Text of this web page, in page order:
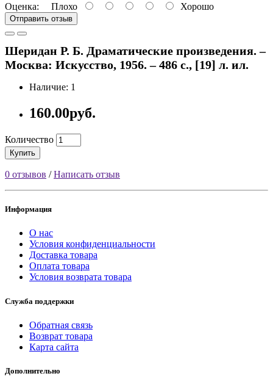
Оценка: Плохо Хорошо
Отправить отзыв
Шеридан Р. Б. Драматические произведения. –
Москва: Искусство, 1956. – 486 с., [19] л. ил.
Наличие: 1
160.00руб.
Количество
Купить
0 отзывов /Написать отзыв
Информация
О нас
Условия конфиденциальности
Доставка товара
Оплата товара
Условия возврата товара
Служба поддержки
Обратная связь
Возврат товара
Карта сайта
Дополнительно